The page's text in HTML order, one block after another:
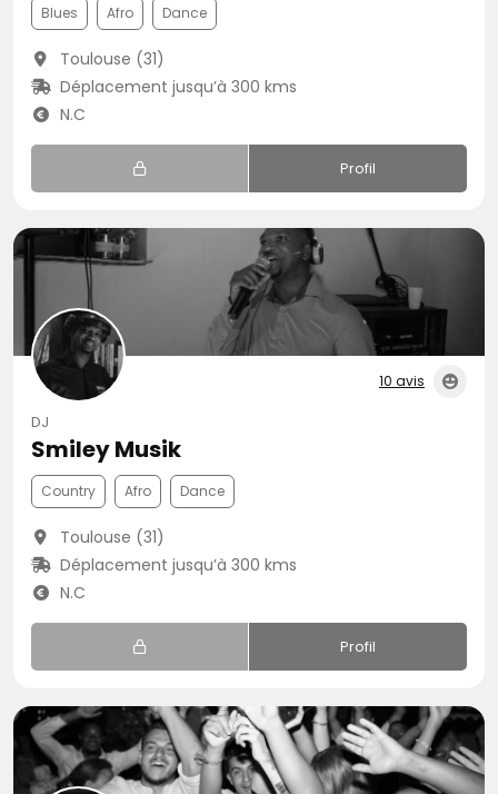
Blues Afro Dance
Toulouse (31)
Déplacement jusqu’à 300 kms
N.C
Profil
10 avis
DJ
Smiley Musik
Country Afro Dance
Toulouse (31)
Déplacement jusqu’à 300 kms
N.C
Profil